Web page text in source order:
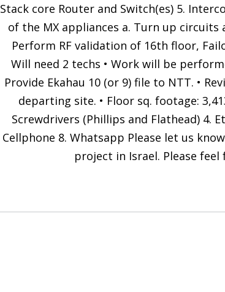
Stack core Router and Switch(es) 5.
of the MX appliances a. Turn up
Perform RF validation of 16th floor,
Will need 2 techs • Work will be
Provide Ekahau 10 (or 9) file to NTT. •
departing site. • Floor sq. footage:
Screwdrivers (Phillips and Flathead) 4.
Cellphone 8. Whatsapp Please let us
project in Israel. Please